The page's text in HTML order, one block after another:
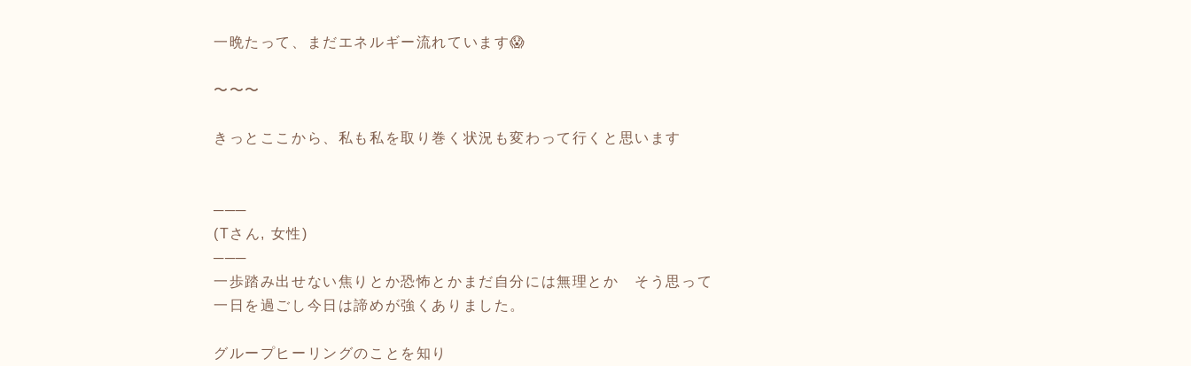
一晩たって、まだエネルギー流れています😱
〜〜〜
きっとここから、私も私を取り巻く状況も変わって行くと思います
───
(Tさん, 女性)
───
一歩踏み出せない焦りとか恐怖とかまだ自分には無理とか そう思って
一日を過ごし今日は諦めが強くありました。
グループヒーリングのことを知り